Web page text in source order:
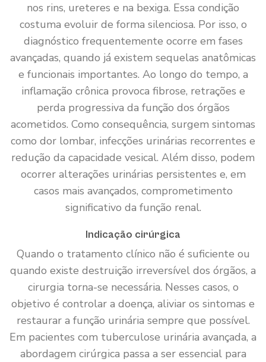
nos rins, ureteres e na bexiga. Essa condição
costuma evoluir de forma silenciosa. Por isso, o
diagnóstico frequentemente ocorre em fases
avançadas, quando já existem sequelas anatômicas
e funcionais importantes. Ao longo do tempo, a
inflamação crônica provoca fibrose, retrações e
perda progressiva da função dos órgãos
acometidos. Como consequência, surgem sintomas
como dor lombar, infecções urinárias recorrentes e
redução da capacidade vesical. Além disso, podem
ocorrer alterações urinárias persistentes e, em
casos mais avançados, comprometimento
significativo da função renal.
Indicação cirúrgica
Quando o tratamento clínico não é suficiente ou
quando existe destruição irreversível dos órgãos, a
cirurgia torna-se necessária. Nesses casos, o
objetivo é controlar a doença, aliviar os sintomas e
restaurar a função urinária sempre que possível.
Em pacientes com tuberculose urinária avançada, a
abordagem cirúrgica passa a ser essencial para